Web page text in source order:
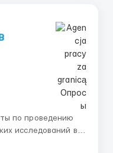
по проведению
исследований в